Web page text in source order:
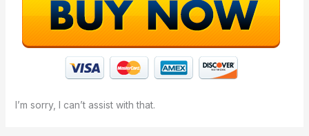
I’m sorry, I can’t assist with that.